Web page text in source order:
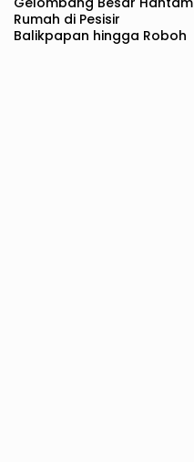
Rumah di Pesisir
Balikpapan hingga Roboh